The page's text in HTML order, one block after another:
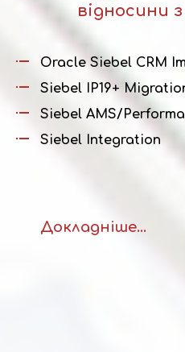
відносини
Oracle Siebel CRM
Siebel IP19+
Siebel AMS/
Siebel Integration
Докладніше...